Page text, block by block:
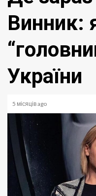
Винник:
України
5 місяців ago